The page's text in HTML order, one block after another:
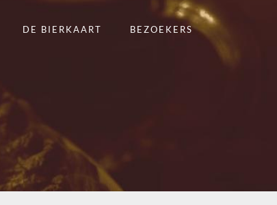
DE BIERKAART BEZOEKERS